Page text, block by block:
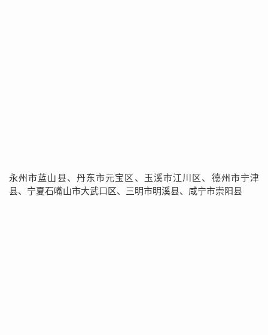
永州市蓝山县、丹东市元宝区、玉溪市江川区、德州市宁津
县、宁夏石嘴山市大武口区、三明市明溪县、咸宁市崇阳县